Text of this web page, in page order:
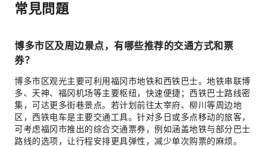
常見問題
博多市区及周边景点，有哪些推荐的交通方式和票
券？
博多市区观光主要可利用福冈市地铁和西铁巴士。地铁串联博
多、天神、福冈机场等主要枢纽，快速便捷；西铁巴士路线密
集，可达更多街巷景点。若计划前往太宰府、柳川等周边地
区，西铁电车是主要交通工具。针对多日或多点移动的旅客，
可考虑福冈市推出的综合交通票券，例如涵盖地铁与部分巴士
路线的选项，让行程安排更具弹性，减少单次购票的麻烦。